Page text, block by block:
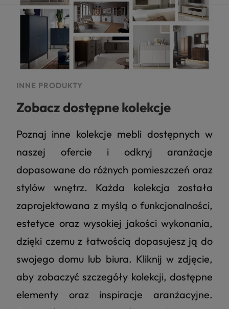
INNE PRODUKTY
Zobacz dostępne kolekcje
Poznaj inne kolekcje mebli dostępnych w
naszej ofercie i odkryj aranżacje
dopasowane do różnych pomieszczeń oraz
stylów wnętrz. Każda kolekcja została
zaprojektowana z myślą o funkcjonalności,
estetyce oraz wysokiej jakości wykonania,
dzięki czemu z łatwością dopasujesz ją do
swojego domu lub biura. Kliknij w zdjęcie,
aby zobaczyć szczegóły kolekcji, dostępne
elementy oraz inspiracje aranżacyjne.